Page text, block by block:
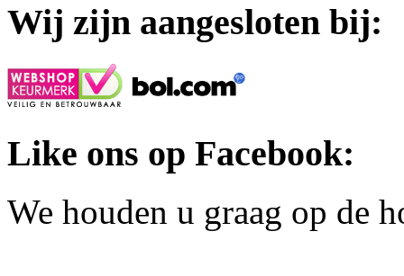
Wij zijn aangesloten bij:
Like ons op Facebook:
We houden u graag op de